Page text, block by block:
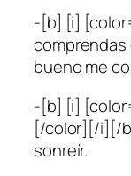
-[b] [i]
bueno me
-[b] [i]
[/color][/i][/
sonreír.